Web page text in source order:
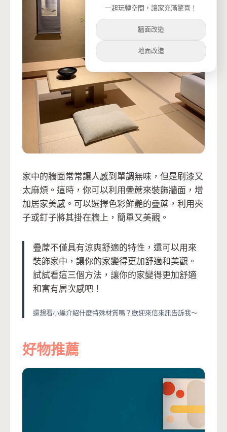
家中的牆面常常讓人感到單調無味，但是刷漆又
太麻煩。這時，你可以利用疊蓆來裝飾牆面，增
加居家美感。可以選擇色彩鮮艷的疊蓆，利用夾
子或釘子將其掛在牆上，簡單又美觀。
疊蓆不僅具有涼爽舒適的特性，還可以用來
裝飾家中，讓你的家變得更加舒適和美觀。
試試看這三個方法，讓你的家變得更加舒適
和富有層次感吧！
還想看小編介紹什麼特殊材質嗎？歡迎來信來訊告訴我～
好物推薦
一起玩轉空間，讓家充滿驚喜！
牆面改造
地面改造